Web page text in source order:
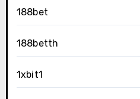
188bet
188betth
1xbit1